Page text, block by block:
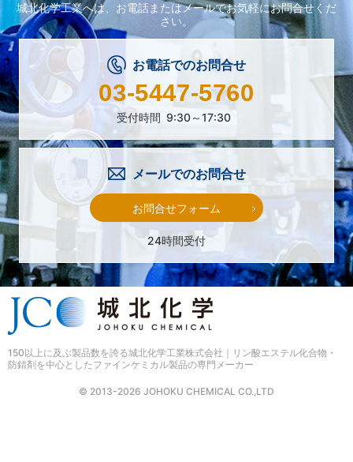
城北化学工業へは、 お電話またはメールでお気軽にお問合せくだ
さい。
お電話でのお問合せ
03-5447-5760
受付時間 9:30～17:30
メールでのお問合せ
お問合せフォーム
24時間受付
© 2013-2026 JOHOKU CHEMICAL CO.,LTD
150以上に及ぶ製品数を誇る城北化学工業株式会社｜リン酸エステル化合物・
防錆剤を中心としたファインケミカル製品の専門メーカー